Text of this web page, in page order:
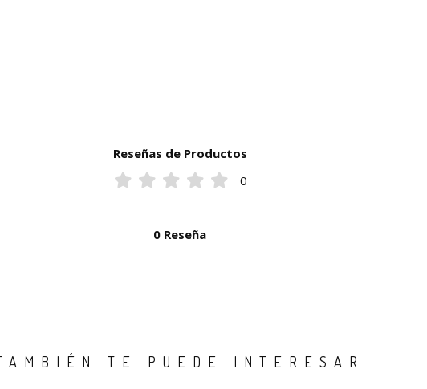
Reseñas de Productos
0
0 Reseña
TE PUEDE INTERESAR